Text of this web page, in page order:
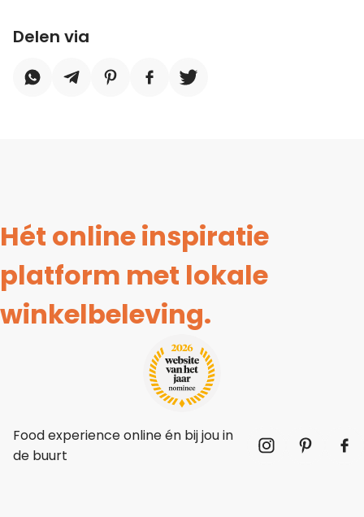
Delen via
Hét online inspiratie
platform met lokale
winkelbeleving.
Food experience online én bij jou in
de buurt